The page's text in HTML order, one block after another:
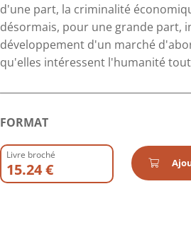
d'une part, la criminalité
désormais, pour une grande part,
développement d'un marché
qu'elles intéressent l'humanité
FORMAT
Livre broché
15.24 €